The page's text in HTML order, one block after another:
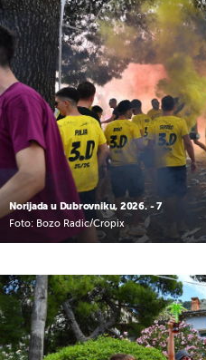
Norijada u Dubrovniku, 2026. - 7
Foto: Bozo Radic/Cropix